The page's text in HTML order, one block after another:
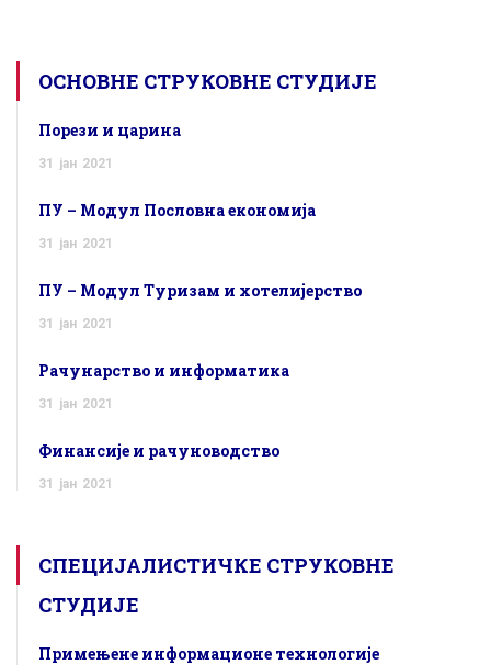
ОСНОВНЕ СТРУКОВНЕ СТУДИЈЕ
Порези и царина
31 јан 2021
ПУ – Модул Пословна економија
31 јан 2021
ПУ – Модул Туризам и хотелијерство
31 јан 2021
Рачунарство и информатика
31 јан 2021
Финансије и рачуноводство
31 јан 2021
СПЕЦИЈАЛИСТИЧКЕ СТРУКОВНЕ
СТУДИЈЕ
Примењене информационе технологије